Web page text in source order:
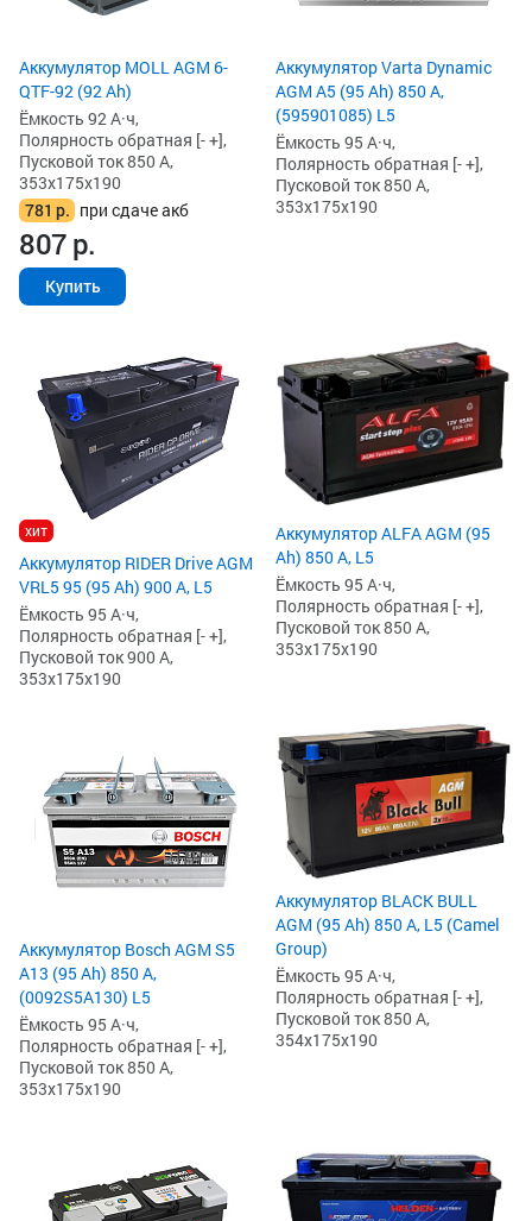
Аккумулятор MOLL AGM 6-
QTF-92 (92 Ah)
Ёмкость 92 А·ч,
Полярность обратная [- +],
Пусковой ток 850 А,
353x175x190
781 р. при сдаче акб
807р.
Купить
Аккумулятор Varta Dynamic
AGM A5 (95 Ah) 850 А,
(595901085) L5
Ёмкость 95 А·ч,
Полярность обратная [- +],
Пусковой ток 850 А,
353x175x190
хит
Аккумулятор RIDER Drive AGM
VRL5 95 (95 Ah) 900 А, L5
Ёмкость 95 А·ч,
Полярность обратная [- +],
Пусковой ток 900 А,
353x175x190
Аккумулятор ALFA AGM (95
Ah) 850 А, L5
Ёмкость 95 А·ч,
Полярность обратная [- +],
Пусковой ток 850 А,
353x175x190
Аккумулятор Bosch AGM S5
А13 (95 Ah) 850 А,
(0092S5A130) L5
Ёмкость 95 А·ч,
Полярность обратная [- +],
Пусковой ток 850 А,
353x175x190
Аккумулятор BLACK BULL
AGM (95 Ah) 850 А, L5 (Camel
Group)
Ёмкость 95 А·ч,
Полярность обратная [- +],
Пусковой ток 850 А,
354x175x190